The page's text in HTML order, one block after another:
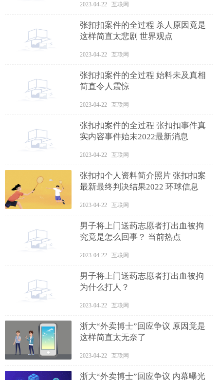
2023-04-22 互联网
张扣扣案件的全过程 杀人原因竟是
这样简直太悲剧 世界观点
2023-04-22 互联网
张扣扣案件的全过程 始料未及真相
简直令人震惊
2023-04-22 互联网
张扣扣案件的全过程 张扣扣事件真
实内容事件始末2022最新消息
2023-04-22 互联网
张扣扣个人资料简介照片 张扣扣案
最新最终判决结果2022 环球信息
2023-04-22 互联网
男子将上门送药志愿者打出血被拘
究竟是怎么回事？ 当前热点
2023-04-22 互联网
男子将上门送药志愿者打出血被拘
为什么打人？
2023-04-22 互联网
浙大“外卖博士”回应争议 原因竟是
这样简直太无奈了
2023-04-22 互联网
浙大“外卖博士”回应争议 内幕曝光